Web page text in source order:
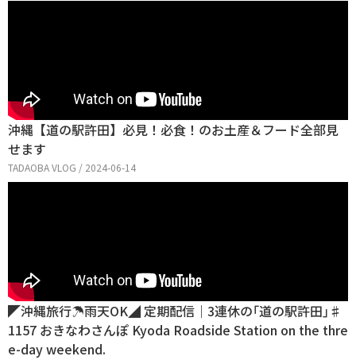
沖縄【道の駅許田】必見！必食！のお土産＆フード全部見
せます
TADAOBA VLOG / 2024-06-14
◤沖縄旅行☂雨天OK◢ 定期配信｜3連休の｢道の駅許田｣♯
1157 おきなわさんぽ Kyoda Roadside Station on the thre
e-day weekend.